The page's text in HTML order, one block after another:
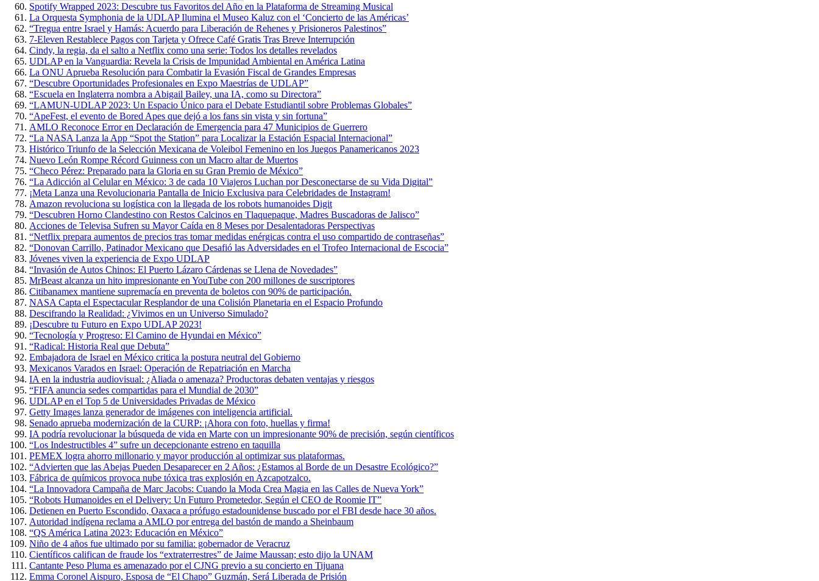
Spotify Wrapped 2023: Descubre tus Favoritos del Año en la Plataforma de Streaming Musical
La Orquesta Symphonia de la UDLAP Ilumina el Museo Kaluz con el ‘Concierto de las Américas’
“Tregua entre Israel y Hamás: Acuerdo para Liberación de Rehenes y Prisioneros Palestinos”
7-Eleven Restablece Pagos con Tarjeta y Ofrece Café Gratis Tras Breve Interrupción
Cindy, la regia, da el salto a Netflix como una serie: Todos los detalles revelados
UDLAP en la Vanguardia: Revela la Crisis de Impunidad Ambiental en América Latina
La ONU Aprueba Resolución para Combatir la Evasión Fiscal de Grandes Empresas
“Descubre Oportunidades Profesionales en Expo Maestrías de UDLAP”
“Escuela en Inglaterra nombra a Abigail Bailey, una IA, como su Directora”
“LAMUN-UDLAP 2023: Un Espacio Único para el Debate Estudiantil sobre Problemas Globales”
“ApeFest, el evento de Bored Apes que dejó a los fans sin vista y sin fortuna”
AMLO Reconoce Error en Declaración de Emergencia para 47 Municipios de Guerrero
“La NASA Lanza la App “Spot the Station” para Localizar la Estación Espacial Internacional”
Histórico Triunfo de la Selección Mexicana de Voleibol Femenino en los Juegos Panamericanos 2023
Nuevo León Rompe Récord Guinness con un Macro altar de Muertos
“Checo Pérez: Preparado para la Gloria en su Gran Premio de México”
“La Adicción al Celular en México: 3 de cada 10 Viajeros Luchan por Desconectarse de su Vida Digital”
¡Meta Lanza una Revolucionaria Pantalla de Inicio Exclusiva para Celebridades de Instagram!
Amazon revoluciona su logística con la llegada de los robots humanoides Digit
“Descubren Horno Clandestino con Restos Calcinos en Tlaquepaque, Madres Buscadoras de Jalisco”
Acciones de Televisa Sufren su Mayor Caída en 8 Meses por Desalentadoras Perspectivas
“Netflix prepara aumentos de precios tras tomar medidas enérgicas contra el uso compartido de contraseñas”
“Donovan Carrillo, Patinador Mexicano que Desafió las Adversidades en el Trofeo Internacional de Escocia”
Jóvenes viven la experiencia de Expo UDLAP
“Invasión de Autos Chinos: El Puerto Lázaro Cárdenas se Llena de Novedades”
MrBeast alcanza un hito impresionante en YouTube con 200 millones de suscriptores
Citibanamex mantiene supremacía en preventa de boletos con 90% de participación.
NASA Capta el Espectacular Resplandor de una Colisión Planetaria en el Espacio Profundo
Descifrando la Realidad: ¿Vivimos en un Universo Simulado?
¡Descubre tu Futuro en Expo UDLAP 2023!
“Tecnología y Progreso: El Camino de Hyundai en México”
“Radical: Historia Real que Debuta”
Embajadora de Israel en México critica la postura neutral del Gobierno
Mexicanos Varados en Israel: Operación de Repatriación en Marcha
IA en la industria audiovisual: ¿Aliada o amenaza? Productoras debaten ventajas y riesgos
“FIFA anuncia sedes compartidas para el Mundial de 2030”
UDLAP en el Top 5 de Universidades Privadas de México
Getty Images lanza generador de imágenes con inteligencia artificial.
Senado aprueba modernización de la CURP: ¡Ahora con foto, huellas y firma!
IA podría revolucionar la búsqueda de vida en Marte con un impresionante 90% de precisión, según científicos
“Los Indestructibles 4” sufre un decepcionante estreno en taquilla
PEMEX logra ahorro millonario y mayor producción al optimizar sus plataformas.
“Advierten que las Abejas Pueden Desaparecer en 2 Años: ¿Estamos al Borde de un Desastre Ecológico?”
Fábrica de químicos provoca nube tóxica tras explosión en Azcapotzalco.
“La Innovadora Campaña de Marc Jacobs: Cuando la Moda Crea Magia en las Calles de Nueva York”
“Robots Humanoides en el Delivery: Un Futuro Prometedor, Según el CEO de Roomie IT”
Detienen en Puerto Escondido, Oaxaca a prófugo estadounidense buscado por el FBI desde hace 30 años.
Autoridad indígena reclama a AMLO por entrega del bastón de mando a Sheinbaum
“QS América Latina 2023: Educación en México”
Niño de 4 años fue ultimado por su familia: gobernador de Veracruz
Científicos califican de fraude los “extraterrestres” de Jaime Maussan; esto dijo la UNAM
Cantante Peso Pluma es amenazado por el CJNG previo a su concierto en Tijuana
Emma Coronel Aispuro, Esposa de “El Chapo” Guzmán, Será Liberada de Prisión